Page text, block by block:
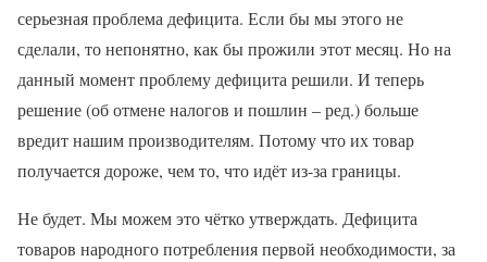
серьезная проблема дефицита. Если бы мы этого не
сделали, то непонятно, как бы прожили этот месяц. Но на
данный момент проблему дефицита решили. И теперь
решение (об отмене налогов и пошлин – ред.) больше
вредит нашим производителям. Потому что их товар
получается дороже, чем то, что идёт из-за границы.
Не будет. Мы можем это чётко утверждать. Дефицита
товаров народного потребления первой необходимости, за